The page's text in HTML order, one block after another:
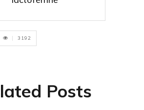
3192
Posts